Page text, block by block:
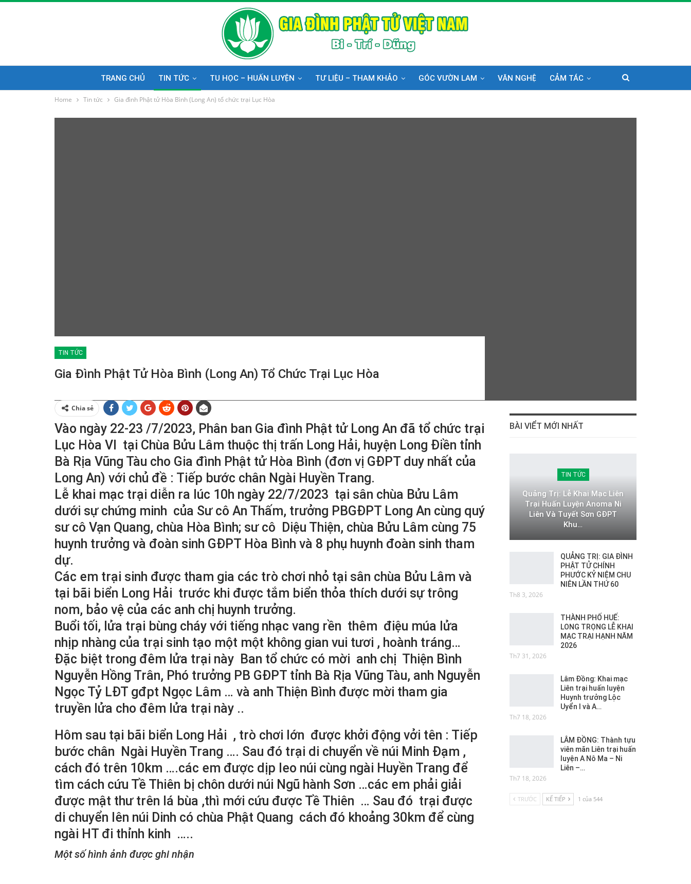
TRANG CHỦ TIN TỨC TU HỌC – HUẤN LUYỆN TƯ LIỆU – THAM KHẢO GÓC VƯỜN LAM VĂN NGHỆ CẢM TÁC
Home Tin tức Gia đình Phật tử Hòa Bình (Long An) tổ chức trại Lục Hòa
TIN TỨC
Gia Đình Phật Tử Hòa Bình (Long An) Tổ Chức Trại Lục Hòa
Chia sẻ
Vào ngày 22-23 /7/2023, Phân ban Gia đình Phật tử Long An đã tổ chức trại
Lục Hòa Vl tại Chùa Bửu Lâm thuộc thị trấn Long Hải, huyện Long Điền tỉnh
Bà Rịa Vũng Tàu cho Gia đình Phật tử Hòa Bình (đơn vị GĐPT duy nhất của
Long An) với chủ đề : Tiếp bước chân Ngài Huyền Trang.
Lễ khai mạc trại diễn ra lúc 10h ngày 22/7/2023 tại sân chùa Bửu Lâm
dưới sự chứng minh của Sư cô An Thấm, trưởng PBGĐPT Long An cùng quý
sư cô Vạn Quang, chùa Hòa Bình; sư cô Diệu Thiện, chùa Bửu Lâm cùng 75
huynh trưởng và đoàn sinh GĐPT Hòa Bình và 8 phụ huynh đoàn sinh tham
dự.
Các em trại sinh được tham gia các trò chơi nhỏ tại sân chùa Bửu Lâm và
tại bãi biển Long Hải trước khi được tắm biển thỏa thích dưới sự trông
nom, bảo vệ của các anh chị huynh trưởng.
Buổi tối, lửa trại bùng cháy với tiếng nhạc vang rền thêm điệu múa lửa
nhịp nhàng của trại sinh tạo một một không gian vui tươi , hoành tráng…
Đặc biệt trong đêm lửa trại này Ban tổ chức có mời anh chị Thiện Bình
Nguyễn Hồng Trân, Phó trưởng PB GĐPT tỉnh Bà Rịa Vũng Tàu, anh Nguyễn
Ngọc Tỷ LĐT gđpt Ngọc Lâm … và anh Thiện Bình được mời tham gia
truyền lửa cho đêm lửa trại này ..
Hôm sau tại bãi biển Long Hải , trò chơi lớn được khởi động vởi tên : Tiếp
bước chân Ngài Huyền Trang …. Sau đó trại di chuyển về núi Minh Đạm ,
cách đó trên 10km ….các em được dịp leo núi cùng ngài Huyền Trang để
tìm cách cứu Tề Thiên bị chôn dưới núi Ngũ hành Sơn …các em phải giải
được mật thư trên lá bùa ,thì mới cứu được Tề Thiên … Sau đó trại được
di chuyển lên núi Dinh có chùa Phật Quang cách đó khoảng 30km để cùng
ngài HT đi thỉnh kinh …..
Một số hình ảnh được ghi nhận
BÀI VIỂT MỚI NHẤT
TIN TỨC
Quảng Trị: Lễ Khai Mạc Liên
Trại Huấn Luyện Anoma Ni
Liên Và Tuyết Sơn GĐPT
Khu…
QUẢNG TRỊ: GIA ĐÌNH
PHẬT TỬ CHÍNH
PHƯỚC KỶ NIỆM CHU
NIÊN LẦN THỨ 60
Th8 3, 2026
THÀNH PHỐ HUẾ:
LONG TRỌNG LỄ KHAI
MẠC TRẠI HẠNH NĂM
2026
Th7 31, 2026
Lâm Đồng: Khai mạc
Liên trại huấn luyện
Huynh trưởng Lộc
Uyển I và A…
Th7 18, 2026
LÂM ĐỒNG: Thành tựu
viên mãn Liên trại huấn
luyện A Nô Ma – Ni
Liên –…
Th7 18, 2026
TRƯỚC KẾ TIẾP 1 của 544